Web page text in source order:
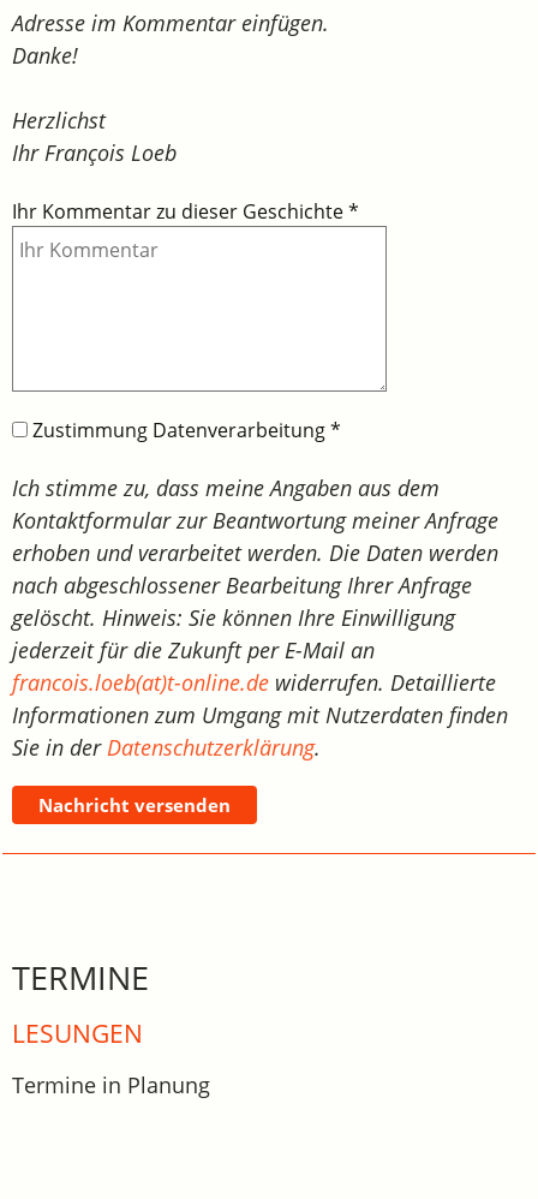
Adresse im Kommentar einfügen.
Danke!
Herzlichst
Ihr François Loeb
Ihr Kommentar zu dieser Geschichte*
Zustimmung Datenverarbeitung*
Ich stimme zu, dass meine Angaben aus dem
Kontaktformular zur Beantwortung meiner Anfrage
erhoben und verarbeitet werden. Die Daten werden
nach abgeschlossener Bearbeitung Ihrer Anfrage
gelöscht. Hinweis: Sie können Ihre Einwilligung
jederzeit für die Zukunft per E-Mail an
francois.loeb(at)t-online.de widerrufen. Detaillierte
Informationen zum Umgang mit Nutzerdaten finden
Sie in der Datenschutzerklärung.
Nachricht versenden
TERMINE
LESUNGEN
Termine in Planung